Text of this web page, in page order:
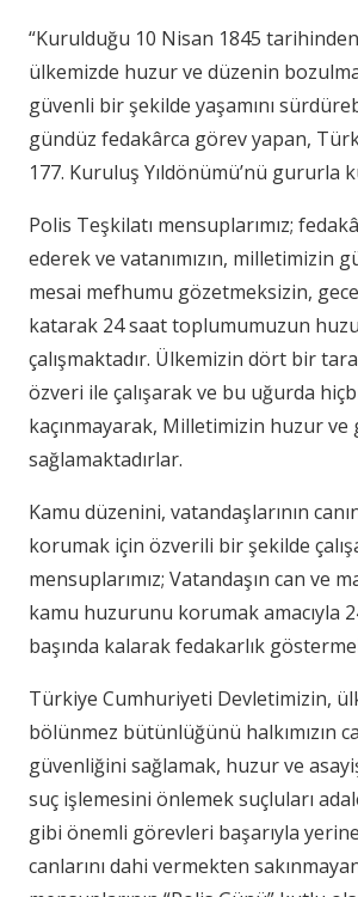
“Kurulduğu 10 Nisan 1845
ülkemizde huzur ve düzenin
güvenli bir şekilde yaşamını
gündüz fedakârca görev yapan,
177. Kuruluş Yıldönümü’nü gururla
Polis Teşkilatı mensuplarımız;
ederek ve vatanımızın, milletimizin
mesai mefhumu gözetmeksizin,
katarak 24 saat toplumumuzun
çalışmaktadır. Ülkemizin dört bir
özveri ile çalışarak ve bu uğurda
kaçınmayarak, Milletimizin huzur ve
sağlamaktadırlar.
Kamu düzenini, vatandaşlarının
korumak için özverili bir şekilde
mensuplarımız; Vatandaşın can ve
kamu huzurunu korumak amacıyla
başında kalarak fedakarlık
Türkiye Cumhuriyeti Devletimizin,
bölünmez bütünlüğünü halkımızın
güvenliğini sağlamak, huzur ve
suç işlemesini önlemek suçluları
gibi önemli görevleri başarıyla
canlarını dahi vermekten